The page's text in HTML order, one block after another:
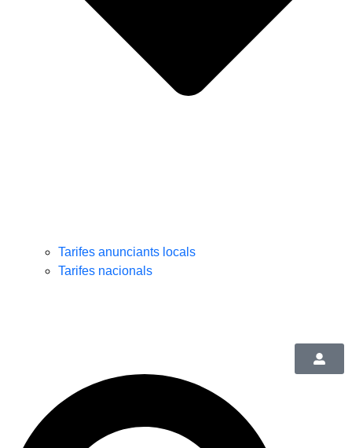
Tarifes anunciants locals
Tarifes nacionals